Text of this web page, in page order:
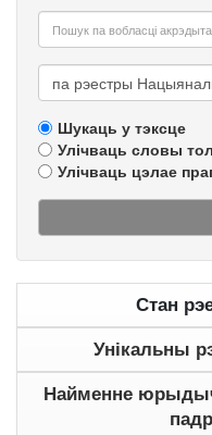
Шукаць у тэксце
Улічваць словы
Улічваць цэлае
Стан
Унікальны
Найменне